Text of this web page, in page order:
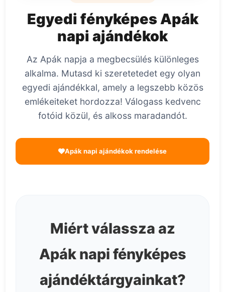
Egyedi fényképes Apák
napi ajándékok
Az Apák napja a megbecsülés különleges
alkalma. Mutasd ki szeretetedet egy olyan
egyedi ajándékkal, amely a legszebb közös
emlékeiteket hordozza! Válogass kedvenc
fotóid közül, és alkoss maradandót.
Apák napi ajándékok rendelése
Miért válassza az
Apák napi fényképes
ajándéktárgyainkat?